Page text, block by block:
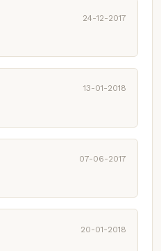
24-12-2017
13-01-2018
07-06-2017
20-01-2018